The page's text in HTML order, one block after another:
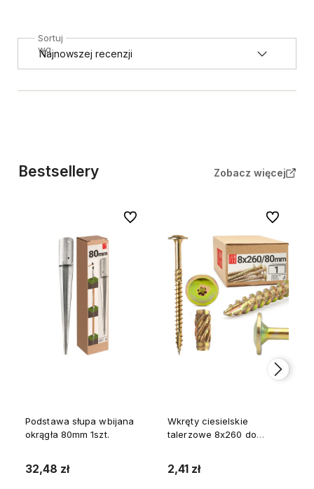
Sortuj
wg
Bestsellery Zobacz więcej
Podstawa słupa wbijana
okrągła 80mm 1szt.
32,48 zł
Do ulubionych
Wkręty ciesielskie
talerzowe 8x260 do
2,41 zł
Do